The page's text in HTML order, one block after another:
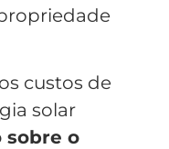
custos de
solar
sobre o